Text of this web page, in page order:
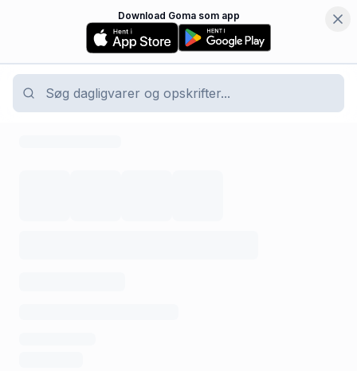
Download Goma som app